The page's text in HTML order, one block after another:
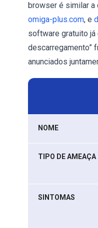
browser é similar a
omiga-plus.com, e
software gratuito
descarregamento”
anunciados
NOME
TIPO DE AMEAÇA
SINTOMAS